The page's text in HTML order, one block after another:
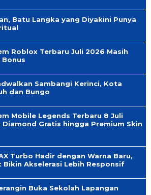
Batu Langka yang Diyakini Punya
Roblox Terbaru Juli 2026 Masih
Sambangi Kerinci, Kota
dan Bungo
Mobile Legends Terbaru 8 Juli
Diamond Gratis hingga Premium Skin
Turbo Hadir dengan Warna Baru,
Bikin Akselerasi Lebih Responsif
Buka Sekolah Lapangan